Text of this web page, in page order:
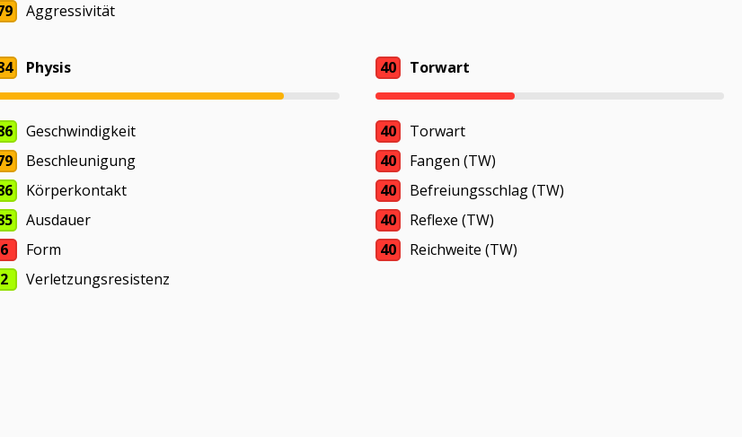
Aggressivität
Physis
Geschwindigkeit
Beschleunigung
Körperkontakt
Ausdauer
6
Form
2
Verletzungsresistenz
40 Torwart
40
Torwart
40
Fangen (TW)
40
Befreiungsschlag (TW)
40
Reflexe (TW)
40
Reichweite (TW)